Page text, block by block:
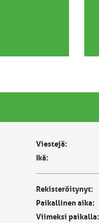
Viestejä:
Ikä:
Rekisteröitynyt:
Paikallinen aika:
Viimeksi paikalla: